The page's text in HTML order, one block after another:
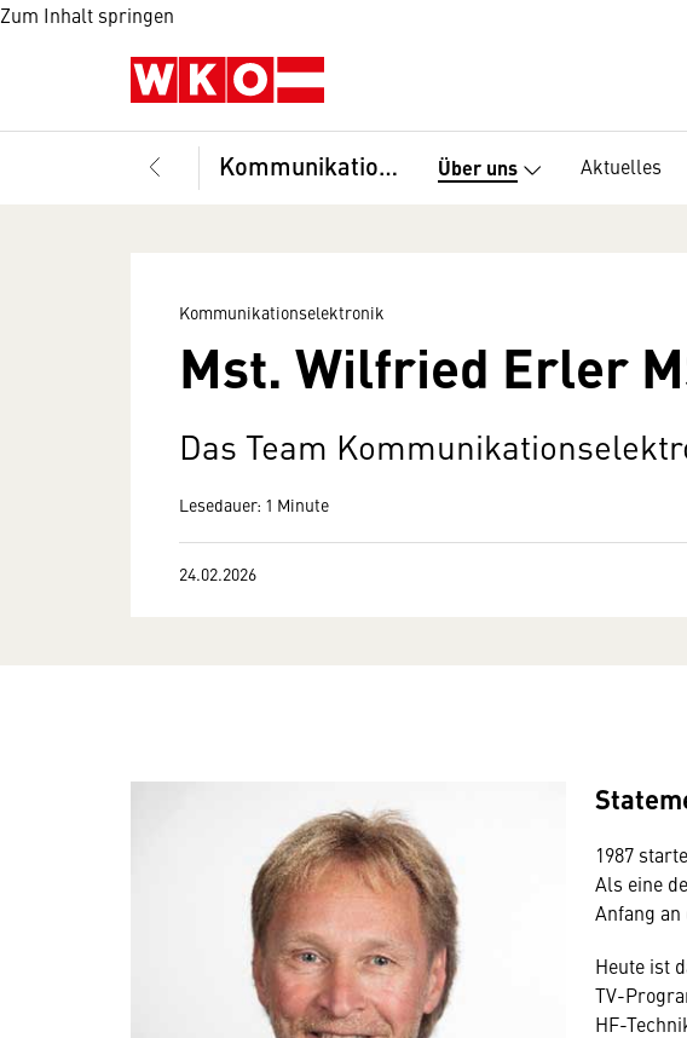
Zum Inhalt springen
Kommunikationselektronik Über uns Aktuelles
Kommunikationselektronik
Mst. Wilfried Erler
Das Team
Lesedauer: 1 Minute
24.02.2026
1987
Als eine
Anfang an
Heute ist
TV-
HF-